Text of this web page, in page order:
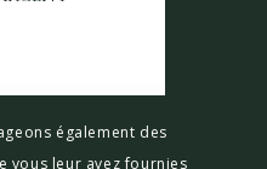
également des
vous leur avez fournies